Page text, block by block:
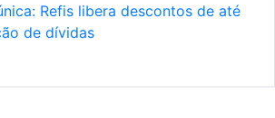
Refis libera descontos de até
de dívidas